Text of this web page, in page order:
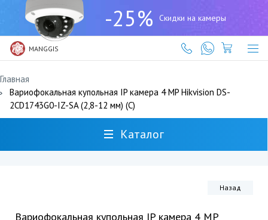
-25% Скидки на камеры
MANGGIS
(727)
317-
61-
61
Главная
Вариофокальная купольная IP камера 4 MP Hikvision DS-
2CD1743G0-IZ-SA (2,8-12 мм) (C)
Каталог
Назад
Вариофокальная купольная IP камера 4 MP